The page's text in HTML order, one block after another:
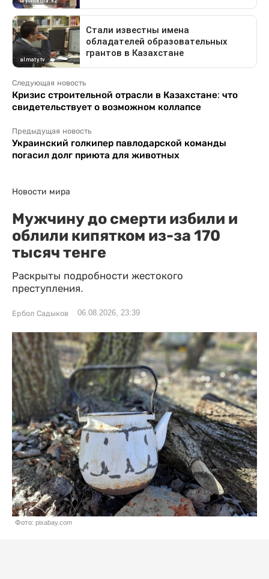
Следующая новость
Кризис строительной отрасли в Казахстане: что
свидетельствует о возможном коллапсе
Предыдущая новость
Украинский голкипер павлодарской команды
погасил долг приюта для животных
Новости мира
Мужчину до смерти избили и
облили кипятком из-за 170
тысяч тенге
Раскрыты подробности жестокого
преступления.
Ербол Садыков 06.08.2026, 23:39
Фото: pixabay.com